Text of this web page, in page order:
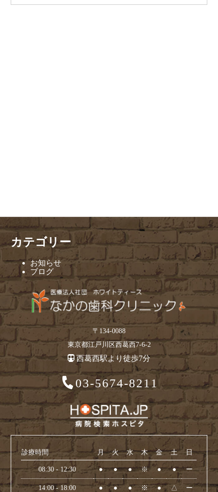
カテゴリー
お知らせ
ブログ
〒134-0088
東京都江戸川区西葛西7-6-2
西葛西駅より徒歩7分
03-5674-8211
診療時間 月 火 水 木 金 土 日
08:30 - 12:30 ● ● ● ※ ● ● ー
14:00 - 18:00 ● ● ● ※ ● △ ー